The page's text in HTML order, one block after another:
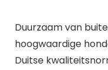
Duurzaam van
hoogwaardige
Duitse